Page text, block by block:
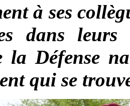
à ses
dans
la Défense
qui se